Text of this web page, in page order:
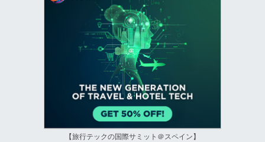
【旅行テックの国際サミット＠スペイン】